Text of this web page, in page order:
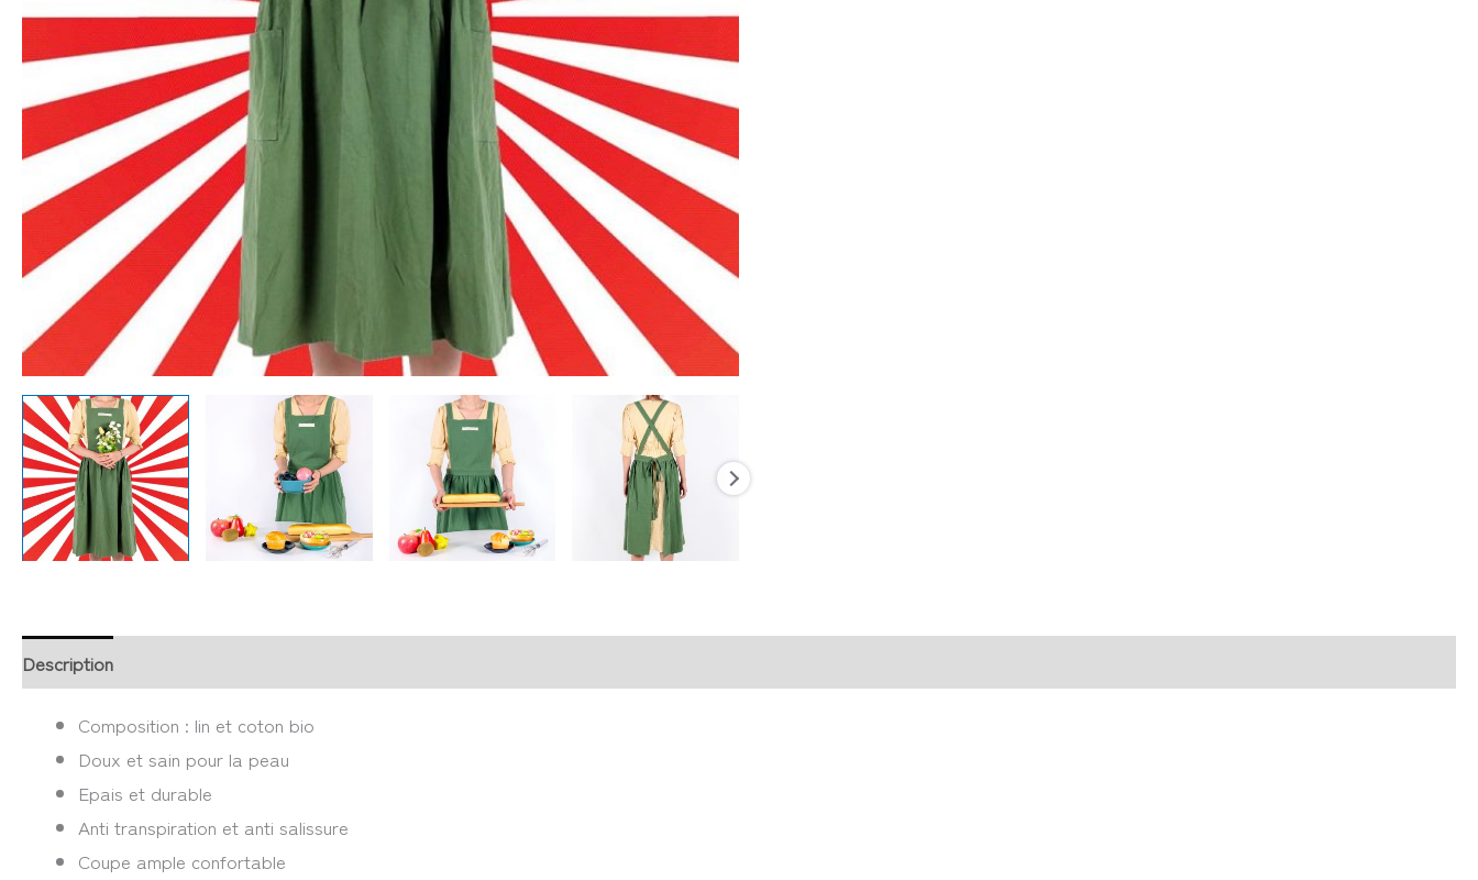
Description
Composition : lin et coton bio
Doux et sain pour la peau
Epais et durable
Anti transpiration et anti salissure
Coupe ample confortable